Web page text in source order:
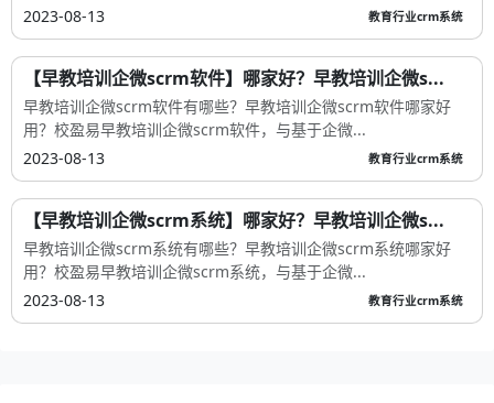
2023-08-13
教育行业crm系统
【早教培训企微scrm软件】哪家好？早教培训企微s...
早教培训企微scrm软件有哪些？早教培训企微scrm软件哪家好
用？校盈易早教培训企微scrm软件，与基于企微...
2023-08-13
教育行业crm系统
【早教培训企微scrm系统】哪家好？早教培训企微s...
早教培训企微scrm系统有哪些？早教培训企微scrm系统哪家好
用？校盈易早教培训企微scrm系统，与基于企微...
2023-08-13
教育行业crm系统